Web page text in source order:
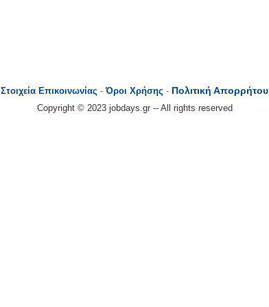
Στοιχεία Επικοινωνίας -Όροι Χρήσης - Πολιτική Απορρήτου
Copyright © 2023 jobdays.gr -- All rights reserved